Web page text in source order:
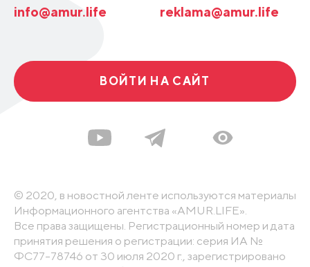
info@amur.life reklama@amur.life
ВОЙТИ НА САЙТ
© 2020, в новостной ленте используются материалы
Информационного агентства «AMUR.LIFE».
Все права защищены. Регистрационный номер и дата
принятия решения о регистрации: серия ИА №
ФС77-78746 от 30 июля 2020 г., зарегистрировано